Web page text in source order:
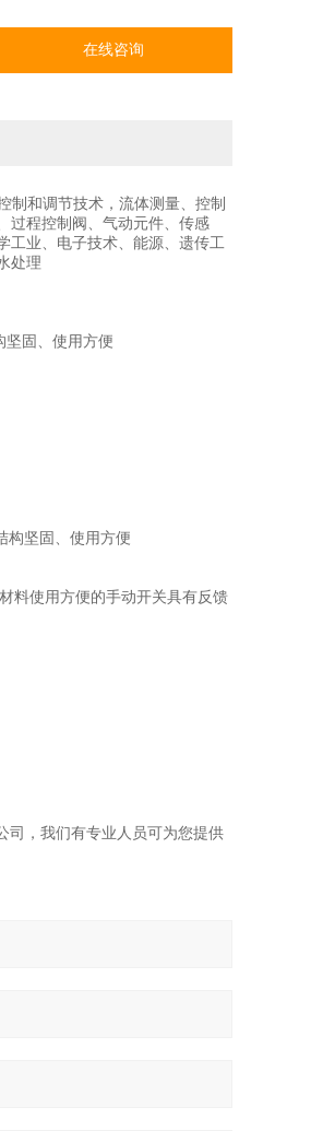
在线咨询
制和调节技术，流体测量、控制
过程控制阀、气动元件、传感
工业、电子技术、能源、遗传工
处理
坚固、使用方便
构坚固、使用方便
料使用方便的手动开关具有反馈
司，我们有专业人员可为您提供